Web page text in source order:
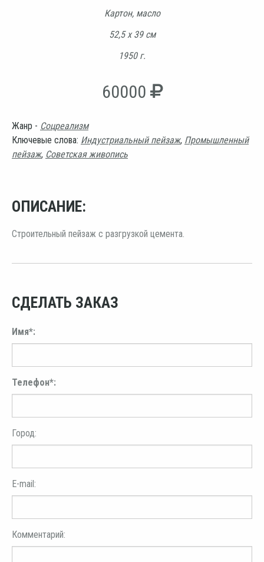
Картон, масло
52,5 х 39 см
1950 г.
60000
Жанр - Соцреализм
Ключевые слова: Индустриальный пейзаж, Промышленный
пейзаж, Советская живопись
ОПИСАНИЕ:
Строительный пейзаж с разгрузкой цемента.
СДЕЛАТЬ ЗАКАЗ
Имя*:
Телефон*:
Город:
E-mail:
Комментарий: